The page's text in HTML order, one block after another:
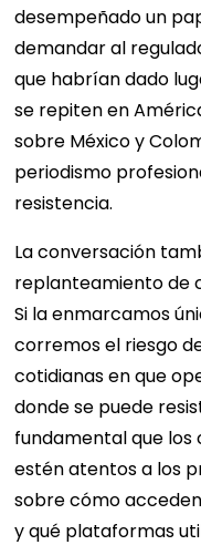
desempeñado un
demandar al
que habrían dado
se repiten en
sobre México y
periodismo
resistencia.
La conversación
replanteamiento de
Si la enmarcamos
corremos el riesgo
cotidianas en que
donde se puede
fundamental que los
estén atentos a los
sobre cómo
y qué plataformas